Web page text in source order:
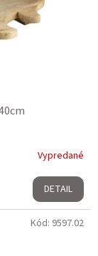
Vypredané
DETAIL
Kód: 9597.02